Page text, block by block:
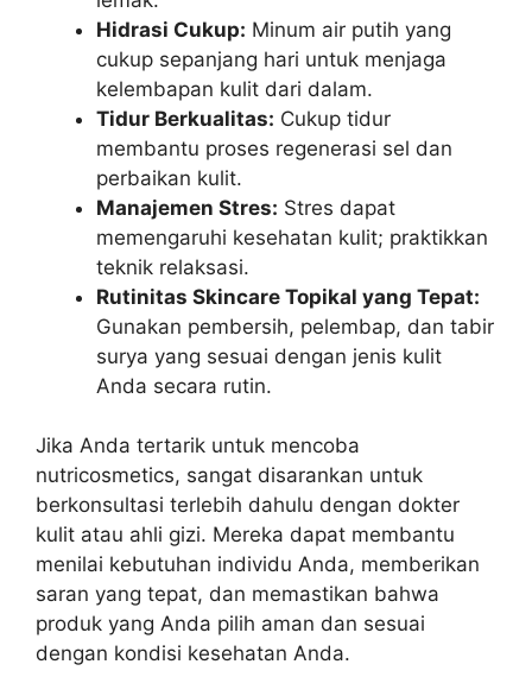
Hidrasi Cukup: Minum air putih yang
cukup sepanjang hari untuk menjaga
kelembapan kulit dari dalam.
Tidur Berkualitas: Cukup tidur
membantu proses regenerasi sel dan
perbaikan kulit.
Manajemen Stres: Stres dapat
memengaruhi kesehatan kulit; praktikkan
teknik relaksasi.
Rutinitas Skincare Topikal yang Tepat:
Gunakan pembersih, pelembap, dan tabir
surya yang sesuai dengan jenis kulit
Anda secara rutin.
Jika Anda tertarik untuk mencoba
nutricosmetics, sangat disarankan untuk
berkonsultasi terlebih dahulu dengan dokter
kulit atau ahli gizi. Mereka dapat membantu
menilai kebutuhan individu Anda, memberikan
saran yang tepat, dan memastikan bahwa
produk yang Anda pilih aman dan sesuai
dengan kondisi kesehatan Anda.